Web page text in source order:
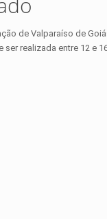
de Valparaíso de
ser realizada entre 12 e